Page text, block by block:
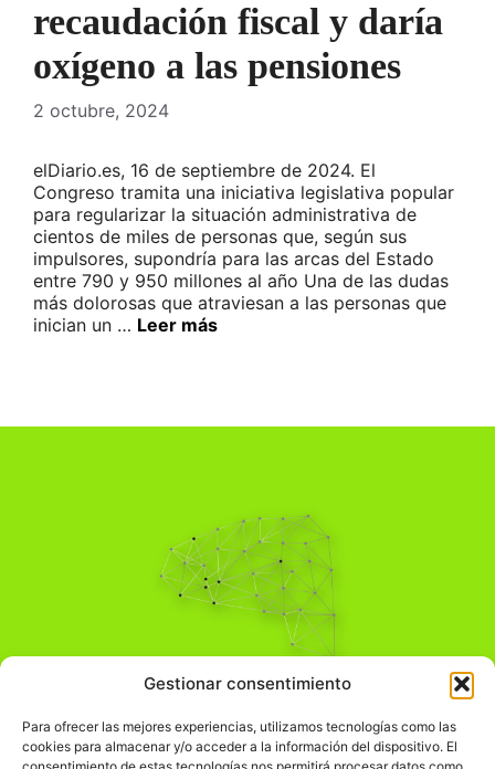
Gestionar consentimiento
Para ofrecer las mejores experiencias, utilizamos tecnologías como las
cookies para almacenar y/o acceder a la información del dispositivo. El
recaudación fiscal y daría
oxígeno a las pensiones
2 octubre, 2024
elDiario.es, 16 de septiembre de 2024. El
Congreso tramita una iniciativa legislativa popular
para regularizar la situación administrativa de
cientos de miles de personas que, según sus
impulsores, supondría para las arcas del Estado
entre 790 y 950 millones al año Una de las dudas
más dolorosas que atraviesan a las personas que
inician un … Leer más
Pensamiento Crítico
Comprender el mundo para transformarlo.